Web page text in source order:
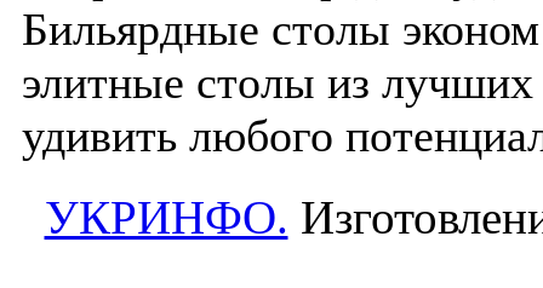
Бильярдные столы
элитные столы из
удивить любого
УКРИНФО.